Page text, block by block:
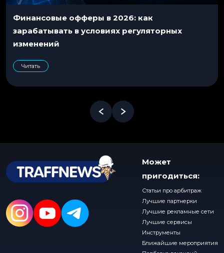
Финансовые офферы в 2026: как
зарабатывать в условиях регуляторных
изменений
Читать
Может
пригодиться:
Статьи про арбитраж
Лучшие партнерки
Лучшие рекламные сети
Лучшие сервисы
Инструменты
Ближайшие мероприятия